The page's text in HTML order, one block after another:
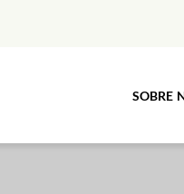
SOBRE